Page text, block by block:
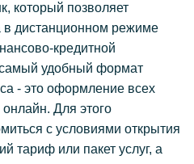
который позволяет
в дистанционном режиме
кредитной
удобный формат
- это оформление всех
Для этого
с условиями открытия
тариф или пакет услуг, а